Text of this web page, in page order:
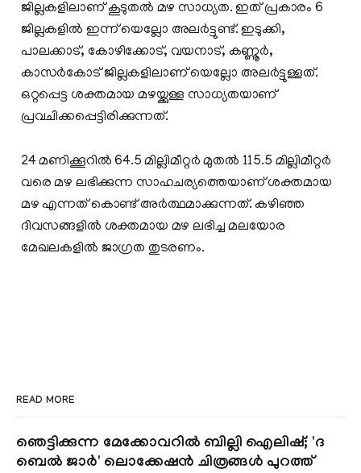
ജില്ലകളിലാണ് കൂടുതൽ മഴ സാധ്യത. ഇത് പ്രകാരം 6
ജില്ലകളിൽ ഇന്ന് യെല്ലോ അലർട്ടുണ്ട്. ഇടുക്കി,
പാലക്കാട്, കോഴിക്കോട്, വയനാട്, കണ്ണൂർ,
കാസർകോട് ജില്ലകളിലാണ് യെല്ലോ അലർട്ടുള്ളത്.
ഒറ്റപ്പെട്ട ശക്തമായ മഴയ്ക്കുള്ള സാധ്യതയാണ്
പ്രവചിക്കപ്പെട്ടിരിക്കുന്നത്.
24 മണിക്കൂറിൽ 64.5 മില്ലിമീറ്റർ മുതൽ 115.5 മില്ലിമീറ്റർ
വരെ മഴ ലഭിക്കുന്ന സാഹചര്യത്തെയാണ് ശക്തമായ
മഴ എന്നത് കൊണ്ട് അർത്ഥമാക്കുന്നത്. കഴിഞ്ഞ
ദിവസങ്ങളിൽ ശക്തമായ മഴ ലഭിച്ച മലയോര
മേഖലകളിൽ ജാഗ്രത തുടരണം.
READ MORE
ഞെട്ടിക്കുന്ന മേക്കോവറിൽ ബില്ലി ഐലിഷ്; 'ദ
ബെൽ ജാർ' ലൊക്കേഷൻ ചിത്രങ്ങൾ പുറത്ത്